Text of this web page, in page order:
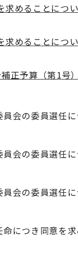
めることについ
めることについ
予算（第1号）
会の委員選任
会の委員選任
会の委員選任
につき同意を求